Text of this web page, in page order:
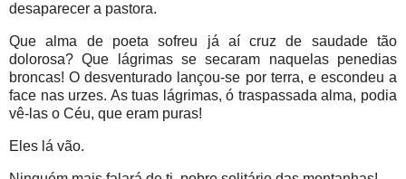
desaparecer a pastora.
Que alma de poeta sofreu já aí cruz de saudade tão
dolorosa? Que lágrimas se secaram naquelas penedias
broncas! O desventurado lançou-se por terra, e escondeu a
face nas urzes. As tuas lágrimas, ó traspassada alma, podia
vê-las o Céu, que eram puras!
Eles lá vão.